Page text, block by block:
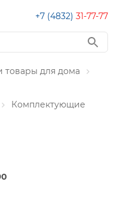
+7 (4832) 31-77-77
товары для дома
Комплектующие